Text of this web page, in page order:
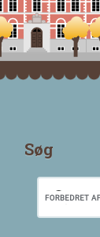
Søg